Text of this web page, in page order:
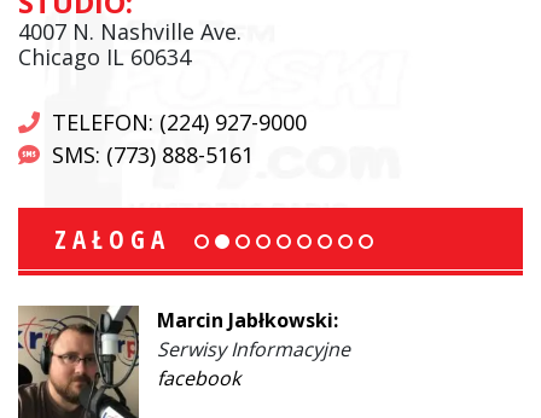
4007 N. Nashville Ave.
Chicago IL 60634
TELEFON: (224) 927-9000
SMS: (773) 888-5161
ZAŁOGA
Marcin Jabłkowski:
Serwisy Informacyjne
facebook